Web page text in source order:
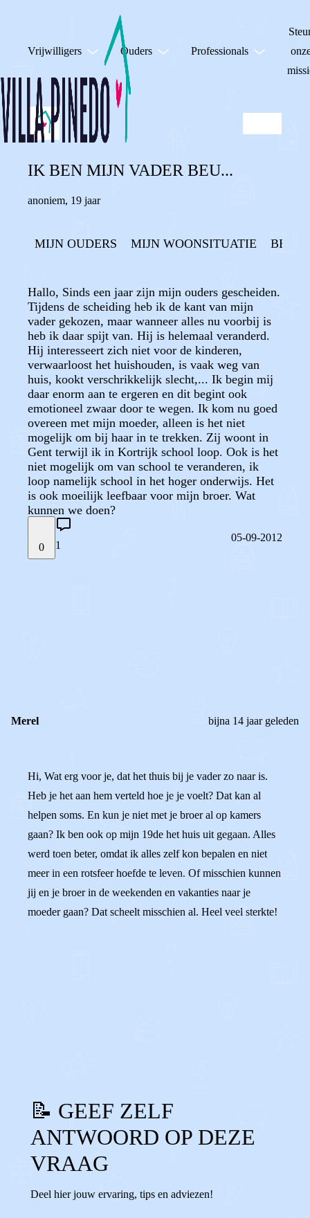
Vrijwilligers Ouders Professionals
IK BEN MIJN VADER BEU...
anoniem, 19 jaar
MIJN OUDERS MIJN WOONSITUATIE
Hallo, Sinds een jaar zijn mijn ouders gescheiden.
Tijdens de scheiding heb ik de kant van mijn
vader gekozen, maar wanneer alles nu voorbij is
heb ik daar spijt van. Hij is helemaal veranderd.
Hij interesseert zich niet voor de kinderen,
verwaarloost het huishouden, is vaak weg van
huis, kookt verschrikkelijk slecht,... Ik begin mij
daar enorm aan te ergeren en dit begint ook
emotioneel zwaar door te wegen. Ik kom nu goed
overeen met mijn moeder, alleen is het niet
mogelijk om bij haar in te trekken. Zij woont in
Gent terwijl ik in Kortrijk school loop. Ook is het
niet mogelijk om van school te veranderen, ik
loop namelijk school in het hoger onderwijs. Het
is ook moeilijk leefbaar voor mijn broer. Wat
kunnen we doen?
0 1
05-09-2012
Merel bijna 14 jaar geleden
Hi, Wat erg voor je, dat het thuis bij je vader zo naar is.
Heb je het aan hem verteld hoe je je voelt? Dat kan al
helpen soms. En kun je niet met je broer al op kamers
gaan? Ik ben ook op mijn 19de het huis uit gegaan. Alles
werd toen beter, omdat ik alles zelf kon bepalen en niet
meer in een rotsfeer hoefde te leven. Of misschien kunnen
jij en je broer in de weekenden en vakanties naar je
moeder gaan? Dat scheelt misschien al. Heel veel sterkte!
📝 GEEF ZELF
ANTWOORD OP DEZE
VRAAG
Deel hier jouw ervaring, tips en adviezen!